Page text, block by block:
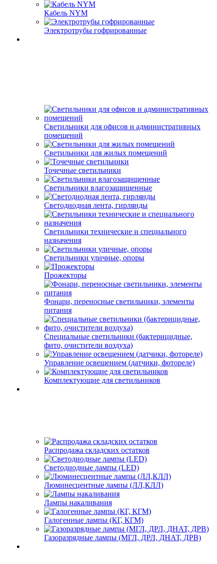
Кабель NYM
Электротрубы гофрированные
Светильники для офисов и административных
помещений
Светильники для жилых помещений
Точечные светильники
Светильники влагозащищенные
Светодиодная лента, гирлянды
Светильники технические и специального
назначения
Светильники уличные, опоры
Прожекторы
Фонари, переносные светильники, элементы
питания
Специальные светильники (бактерицидные,
фито, очистители воздуха)
Управление освещением (датчики, фотореле)
Комплектующие для светильников
Распродажа складских остатков
Светодиодные лампы (LED)
Люминесцентные лампы (ЛЛ,КЛЛ)
Лампы накаливания
Галогенные лампы (КГ, КГМ)
Газоразрядные лампы (МГЛ, ДРЛ, ДНАТ, ДРВ)